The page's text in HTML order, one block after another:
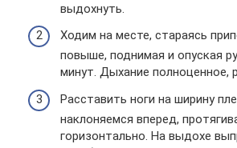
выдохнуть.
Ходим на месте, стараясь
повыше, поднимая и опуская
минут. Дыхание полноценное,
Расставить ноги на ширину
наклоняемся вперед,
горизонтально. На выдохе